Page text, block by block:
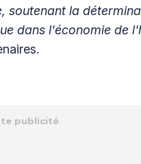
soutenant la
dans l'économie de